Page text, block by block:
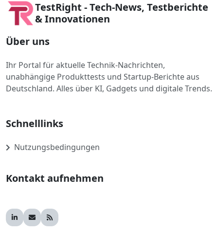
TestRight - Tech-News, Testberichte
& Innovationen
Über uns
Ihr Portal für aktuelle Technik-Nachrichten,
unabhängige Produkttests und Startup-Berichte aus
Deutschland. Alles über KI, Gadgets und digitale Trends.
Schnelllinks
Nutzungsbedingungen
Kontakt aufnehmen